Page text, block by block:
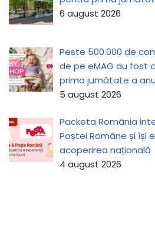
6 august 2026
Peste 500.000 de
de pe eMAG au fost
prima jumătate a
5 august 2026
Packeta România
Poștei Române și își
acoperirea națională
4 august 2026